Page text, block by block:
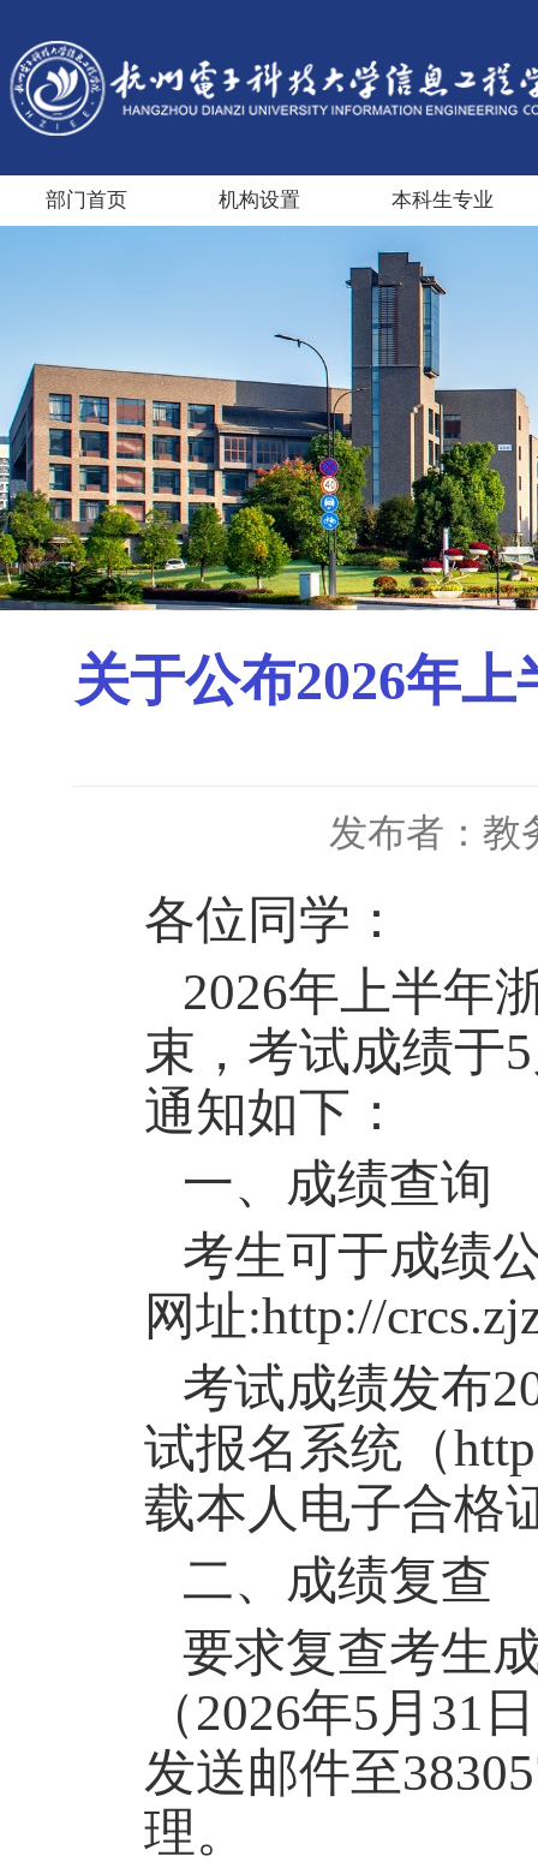
部门首页 机构设置 本科生专业
关于公布2026年
发布者：教
各位同学 ：
2026年 上半年
束，考试成绩于5
通知如下：
一、成绩查询
考生可于成绩
网址:http://
考试成绩发布2
试报名系统（
载本人电子合格
二、成绩复查
要求复查考生
（2026年5 月 31 日
发送邮件至
理。